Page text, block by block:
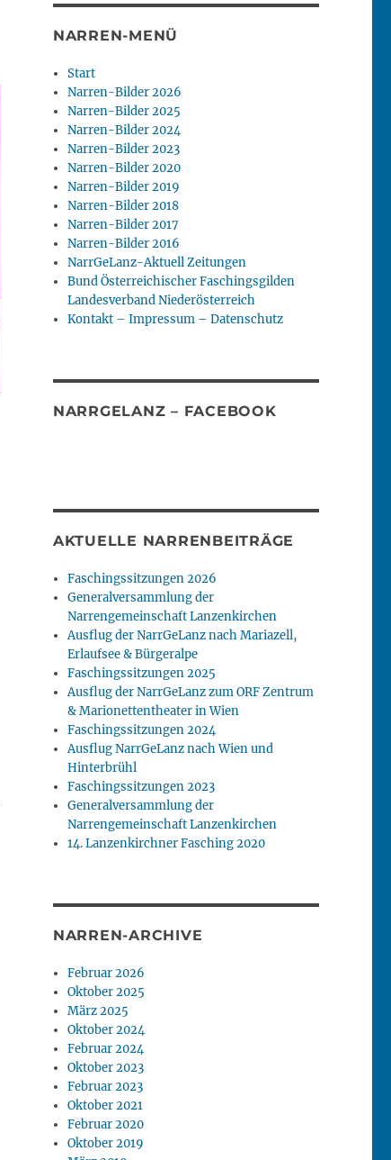
NARREN-MENÜ
Start
Narren-Bilder 2026
Narren-Bilder 2025
Narren-Bilder 2024
Narren-Bilder 2023
Narren-Bilder 2020
Narren-Bilder 2019
Narren-Bilder 2018
Narren-Bilder 2017
Narren-Bilder 2016
NarrGeLanz-Aktuell Zeitungen
Bund Österreichischer Faschingsgilden
Landesverband Niederösterreich
Kontakt – Impressum – Datenschutz
NARRGELANZ – FACEBOOK
AKTUELLE NARRENBEITRÄGE
Faschingssitzungen 2026
Generalversammlung der
Narrengemeinschaft Lanzenkirchen
Ausflug der NarrGeLanz nach Mariazell,
Erlaufsee & Bürgeralpe
Faschingssitzungen 2025
Ausflug der NarrGeLanz zum ORF Zentrum
& Marionettentheater in Wien
Faschingssitzungen 2024
Ausflug NarrGeLanz nach Wien und
Hinterbrühl
Faschingssitzungen 2023
Generalversammlung der
Narrengemeinschaft Lanzenkirchen
14. Lanzenkirchner Fasching 2020
NARREN-ARCHIVE
Februar 2026
Oktober 2025
März 2025
Oktober 2024
Februar 2024
Oktober 2023
Februar 2023
Oktober 2021
Februar 2020
Oktober 2019